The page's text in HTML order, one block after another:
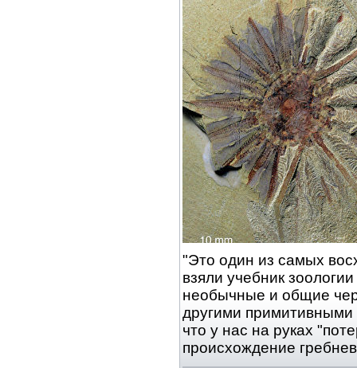
"Это один из самых
взяли учебник
необычные и общие
другими
что у нас на руках
происхождение